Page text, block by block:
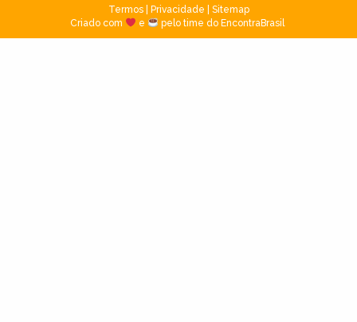
Termos| Privacidade
Sitemap
Criado com
e pelo time do EncontraBrasil